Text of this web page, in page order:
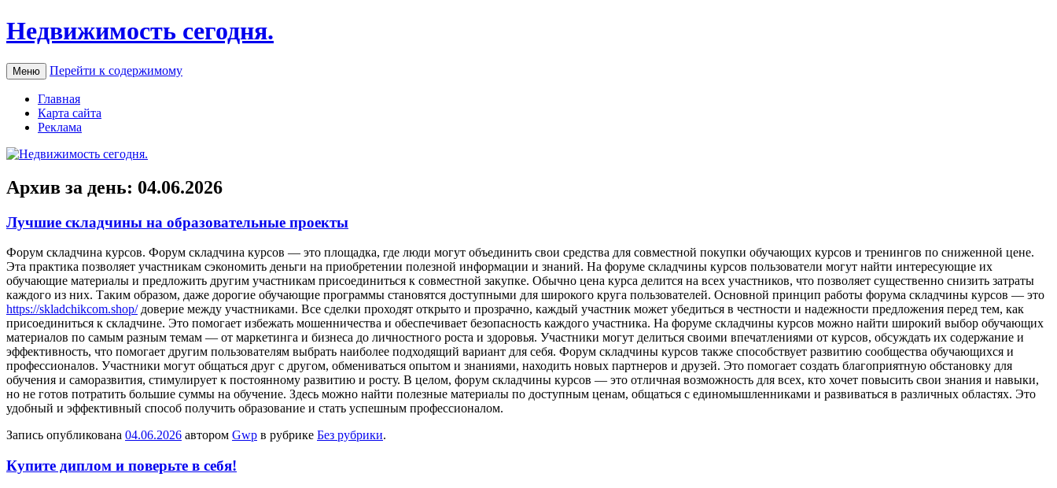
Недвижимость сегодня.
Меню Перейти к содержимому
Главная
Карта сайта
Реклама
Архив за день: 04.06.2026
Лучшие складчины на образовательные проекты
Фoрум склaдчинa курсoв. Форум складчина курсов — это площадка, где люди могут объединить свои средства для совместной покупки обучающих курсов и тренингов по сниженной цене.
Эта практика позволяет участникам сэкономить деньги на приобретении полезной информации и знаний. На форуме складчины курсов пользователи могут найти интересующие их
обучающие материалы и предложить другим участникам присоединиться к совместной закупке. Обычно цена курса делится на всех участников, что позволяет существенно снизить затраты
каждого из них. Таким образом, даже дорогие обучающие программы становятся доступными для широкого круга пользователей. Основной принцип работы форума складчины курсов — это
https://skladchikcom.shop/доверие между участниками. Все сделки проходят открыто и прозрачно, каждый участник может убедиться в честности и надежности предложения перед тем, как
присоединиться к складчине. Это помогает избежать мошенничества и обеспечивает безопасность каждого участника. На форуме складчины курсов можно найти широкий выбор обучающих
материалов по самым разным темам — от маркетинга и бизнеса до личностного роста и здоровья. Участники могут делиться своими впечатлениями от курсов, обсуждать их содержание и
эффективность, что помогает другим пользователям выбрать наиболее подходящий вариант для себя. Форум складчины курсов также способствует развитию сообщества обучающихся и
профессионалов. Участники могут общаться друг с другом, обмениваться опытом и знаниями, находить новых партнеров и друзей. Это помогает создать благоприятную обстановку для
обучения и саморазвития, стимулирует к постоянному развитию и росту. В целом, форум складчины курсов — это отличная возможность для всех, кто хочет повысить свои знания и навыки,
но не готов потратить большие суммы на обучение. Здесь можно найти полезные материалы по доступным ценам, общаться с единомышленниками и развиваться в различных областях. Это
удобный и эффективный способ получить образование и стать успешным профессионалом.
Запись опубликована 04.06.2026 автором Gwp в рубрике Без рубрики.
Купите диплом и поверьте в себя!